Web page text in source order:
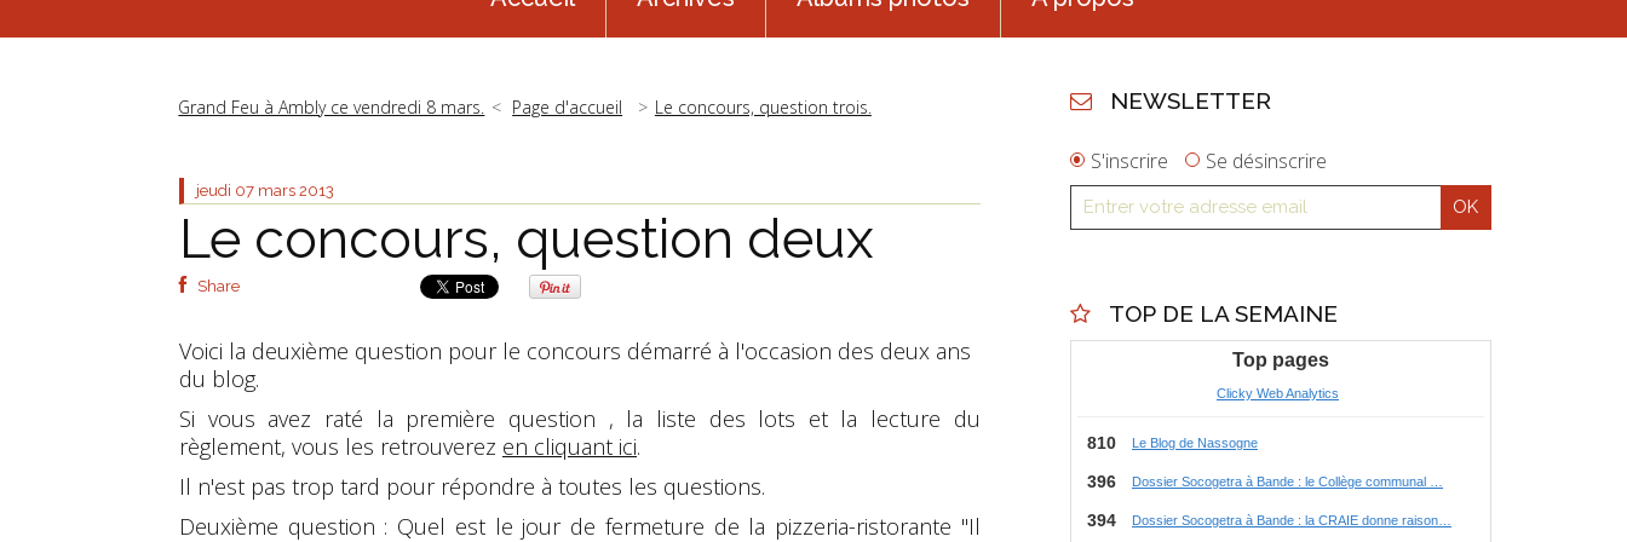
Grand Feu à Ambly ce vendredi 8 mars. Page d'accueil Le concours, question trois.
jeudi 07 mars 2013
Le concours, question deux
Share
Voici la deuxième question pour le concours démarré à l'occasion des deux ans
du blog.
Si vous avez raté la première question , la liste des lots et la lecture du
règlement, vous les retrouverez en cliquant ici.
Il n'est pas trop tard pour répondre à toutes les questions.
Deuxième question : Quel est le jour de fermeture de la pizzeria-ristorante "Il
NEWSLETTER
S'inscrire Se désinscrire
TOP DE LA SEMAINE